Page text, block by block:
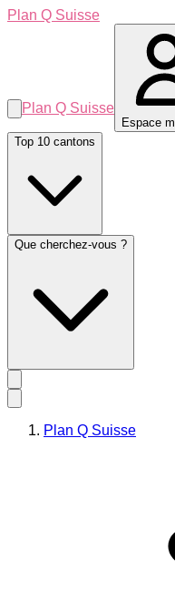
Plan Q Suisse
Plan Q Suisse
Espace
Top 10 cantons
Que cherchez-vous ?
Plan Q Suisse